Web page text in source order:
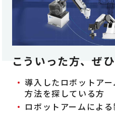
こういった方、ぜ
導入したロボットア
方法を探している方
ロボットアームによ